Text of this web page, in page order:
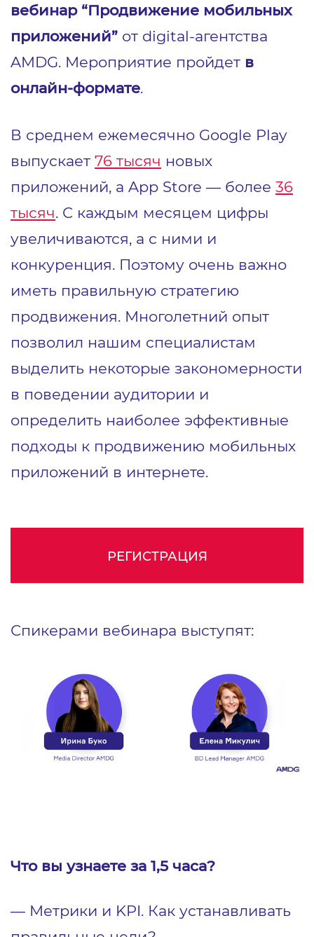
вебинар “Продвижение мобильных
приложений” от digital-агентства
AMDG. Мероприятие пройдет в
онлайн-формате.
В среднем ежемесячно Google Play
выпускает 76 тысяч новых
приложений, а App Store ― более 36
тысяч. С каждым месяцем цифры
увеличиваются, а с ними и
конкуренция. Поэтому очень важно
иметь правильную стратегию
продвижения. Многолетний опыт
позволил нашим специалистам
выделить некоторые закономерности
в поведении аудитории и
определить наиболее эффективные
подходы к продвижению мобильных
приложений в интернете.
РЕГИСТРАЦИЯ
Спикерами вебинара выступят:
Что вы узнаете за 1,5 часа?
― Метрики и KPI. Как устанавливать